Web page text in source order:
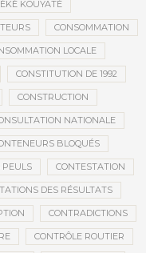
KOUYATÉ
CONSOMMATION
LOCALE
CONSTITUTION DE 1992
CONSTRUCTION
NATIONALE
BLOQUÉS
PEULS CONTESTATION
DES RÉSULTATS
CONTRADICTIONS
CONTRÔLE ROUTIER